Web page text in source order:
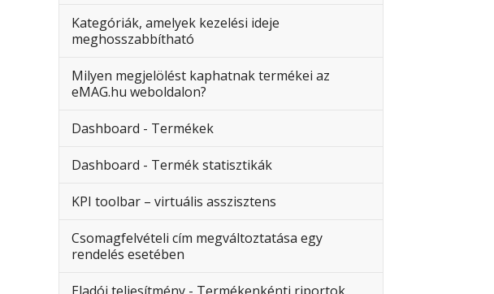
Kategóriák, amelyek kezelési ideje
meghosszabbítható
Milyen megjelölést kaphatnak termékei az
eMAG.hu weboldalon?
Dashboard - Termékek
Dashboard - Termék statisztikák
KPI toolbar – virtuális asszisztens
Csomagfelvételi cím megváltoztatása egy
rendelés esetében